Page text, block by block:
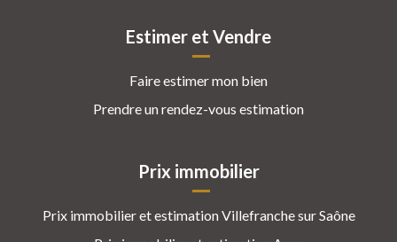
Estimer et Vendre
Faire estimer mon bien
Prendre un rendez-vous estimation
Prix immobilier
Prix immobilier et estimation Villefranche sur Saône